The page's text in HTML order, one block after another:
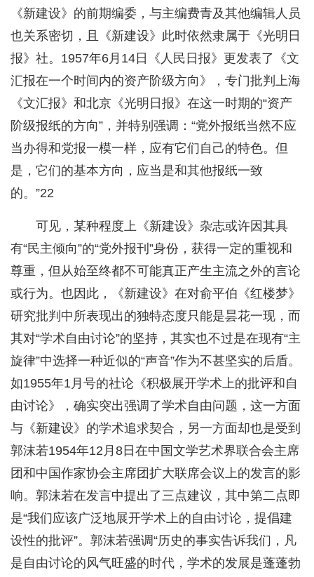
《新建设》的前期编委，与主编费青及其他编辑人员
也关系密切，且《新建设》此时依然隶属于《光明日
报》社。1957年6月14日《人民日报》更发表了《文
汇报在一个时间内的资产阶级方向》，专门批判上海
《文汇报》和北京《光明日报》在这一时期的“资产
阶级报纸的方向”，并特别强调：“党外报纸当然不应
当办得和党报一模一样，应有它们自己的特色。但
是，它们的基本方向，应当是和其他报纸一致
的。”22
可见，某种程度上《新建设》杂志或许因其具
有“民主倾向”的“党外报刊”身份，获得一定的重视和
尊重，但从始至终都不可能真正产生主流之外的言论
或行为。也因此，《新建设》在对俞平伯《红楼梦》
研究批判中所表现出的独特态度只能是昙花一现，而
其对“学术自由讨论”的坚持，其实也不过是在现有“主
旋律”中选择一种近似的“声音”作为不甚坚实的后盾。
如1955年1月号的社论《积极展开学术上的批评和自
由讨论》，确实突出强调了学术自由问题，这一方面
与《新建设》的学术追求契合，另一方面却也是受到
郭沫若1954年12月8日在中国文学艺术界联合会主席
团和中国作家协会主席团扩大联席会议上的发言的影
响。郭沫若在发言中提出了三点建议，其中第二点即
是“我们应该广泛地展开学术上的自由讨论，提倡建
设性的批评”。郭沫若强调“历史的事实告诉我们，凡
是自由讨论的风气旺盛的时代，学术的发展是蓬蓬勃